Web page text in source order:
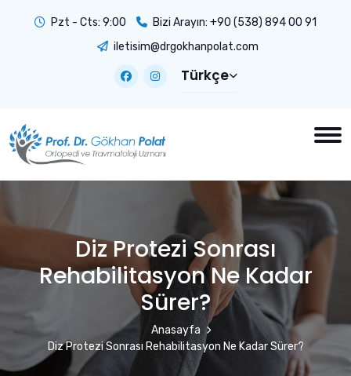
Pzt - Cts: 9:00 Bizi Arayın: +90 (538) 894 00 91
iletisim@drgokhanpolat.com
Türkçe
Diz Protezi Sonrası
Rehabilitasyon Ne Kadar
Sürer?
Anasayfa
Diz Protezi Sonrası Rehabilitasyon Ne Kadar Sürer?